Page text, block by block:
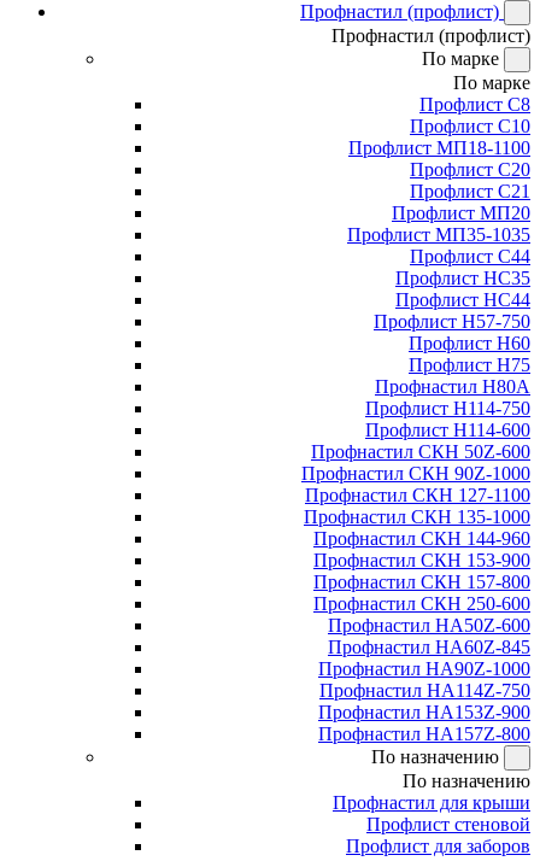
Профнастил (профлист)
Профнастил (профлист)
По марке
По марке
Профлист С8
Профлист С10
Профлист МП18-1100
Профлист С20
Профлист С21
Профлист МП20
Профлист МП35-1035
Профлист С44
Профлист НС35
Профлист НС44
Профлист Н57-750
Профлист Н60
Профлист Н75
Профнастил Н80А
Профлист Н114-750
Профлист Н114-600
Профнастил СКН 50Z-600
Профнастил СКН 90Z-1000
Профнастил СКН 127-1100
Профнастил СКН 135-1000
Профнастил СКН 144-960
Профнастил СКН 153-900
Профнастил СКН 157-800
Профнастил СКН 250-600
Профнастил НА50Z-600
Профнастил НА60Z-845
Профнастил НА90Z-1000
Профнастил НА114Z-750
Профнастил НА153Z-900
Профнастил НА157Z-800
По назначению
По назначению
Профнастил для крыши
Профлист стеновой
Профлист для заборов